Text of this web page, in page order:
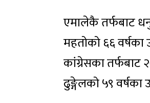
एमालेकै तर्फबाट
महतोको ६६
कांग्रेसका तर्फबाट
ढुङ्गेलको ५९